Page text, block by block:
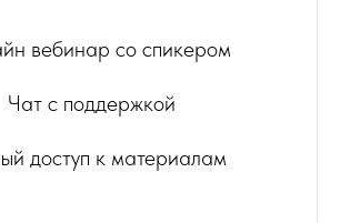
вебинар со спикером
Чат с поддержкой
доступ к материалам